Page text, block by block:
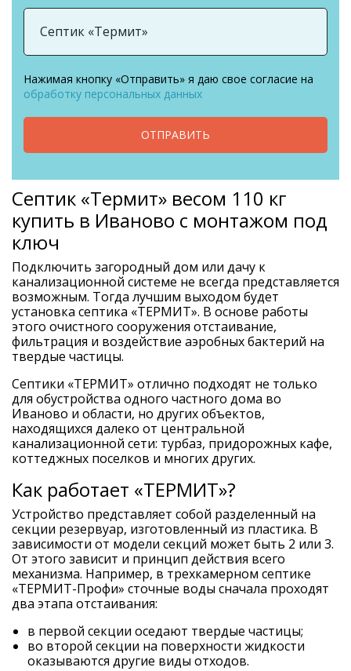
Нажимая кнопку «Отправить» я даю свое согласие на
обработку персональных данных
ОТПРАВИТЬ
Септик «Термит» весом 110 кг
купить в Иваново с монтажом под
ключ
Подключить загородный дом или дачу к
канализационной системе не всегда представляется
возможным. Тогда лучшим выходом будет
установка септика «ТЕРМИТ». В основе работы
этого очистного сооружения отстаивание,
фильтрация и воздействие аэробных бактерий на
твердые частицы.
Септики «ТЕРМИТ» отлично подходят не только
для обустройства одного частного дома во
Иваново и области, но других объектов,
находящихся далеко от центральной
канализационной сети: турбаз, придорожных кафе,
коттеджных поселков и многих других.
Как работает «ТЕРМИТ»?
Устройство представляет собой разделенный на
секции резервуар, изготовленный из пластика. В
зависимости от модели секций может быть 2 или 3.
От этого зависит и принцип действия всего
механизма. Например, в трехкамерном септике
«ТЕРМИТ-Профи» сточные воды сначала проходят
два этапа отстаивания:
в первой секции оседают твердые частицы;
во второй секции на поверхности жидкости
оказываются другие виды отходов.